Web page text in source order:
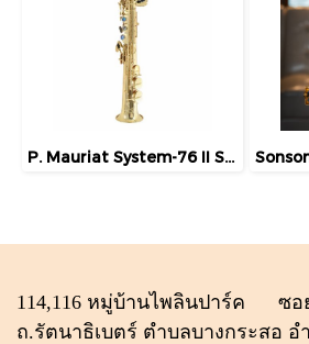
P. Mauriat System-76 II Straight / Curved Soprano
114,116 หมู่บ้านไพลินปาร์ค ซอ
ถ.รัตนาธิเบตร์ ตำบลบางกระสอ อ